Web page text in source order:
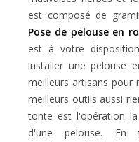
est composé de
Pose de pelouse en
est à votre
installer une pelouse
meilleurs artisans pour
meilleurs outils aussi
tonte est l'opération
d'une pelouse. En